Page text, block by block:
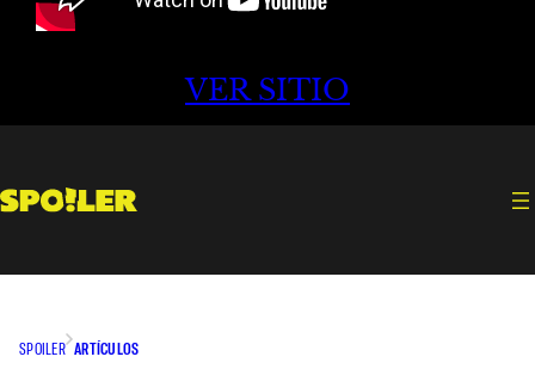
VER SITIO
SPOILER ARTÍCULOS